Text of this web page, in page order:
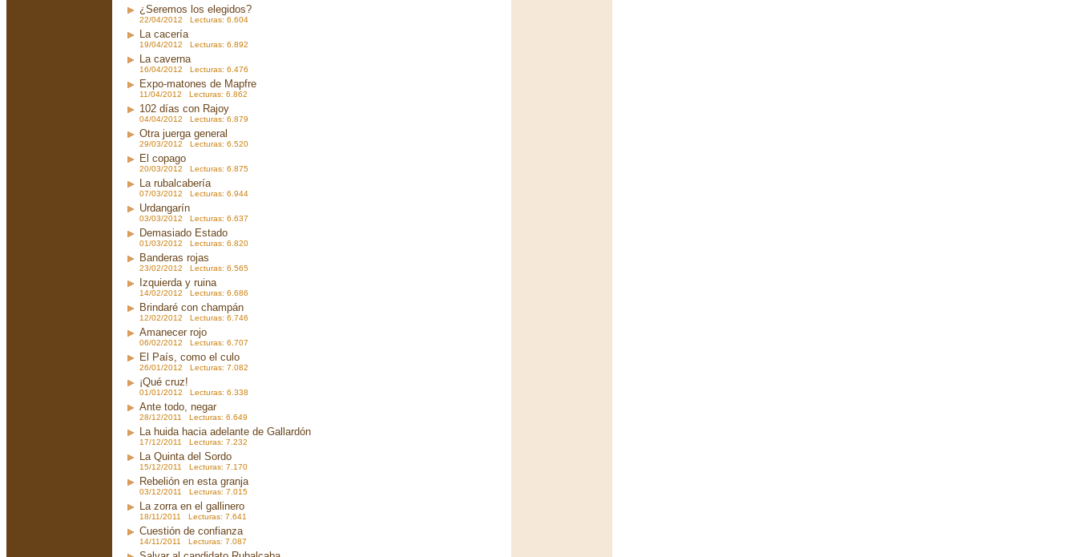
¿Seremos los elegidos?
22/04/2012 Lecturas: 6.604
La cacería
19/04/2012 Lecturas: 6.892
La caverna
16/04/2012 Lecturas: 6.476
Expo-matones de Mapfre
11/04/2012 Lecturas: 6.862
102 días con Rajoy
04/04/2012 Lecturas: 6.879
Otra juerga general
29/03/2012 Lecturas: 6.520
El copago
20/03/2012 Lecturas: 6.875
La rubalcabería
07/03/2012 Lecturas: 6.944
Urdangarín
03/03/2012 Lecturas: 6.637
Demasiado Estado
01/03/2012 Lecturas: 6.820
Banderas rojas
23/02/2012 Lecturas: 6.565
Izquierda y ruina
14/02/2012 Lecturas: 6.686
Brindaré con champán
12/02/2012 Lecturas: 6.746
Amanecer rojo
06/02/2012 Lecturas: 6.707
El País, como el culo
26/01/2012 Lecturas: 7.082
¡Qué cruz!
01/01/2012 Lecturas: 6.338
Ante todo, negar
28/12/2011 Lecturas: 6.649
La huida hacia adelante de Gallardón
17/12/2011 Lecturas: 7.232
La Quinta del Sordo
15/12/2011 Lecturas: 7.170
Rebelión en esta granja
03/12/2011 Lecturas: 7.015
La zorra en el gallinero
18/11/2011 Lecturas: 7.641
Cuestión de confianza
14/11/2011 Lecturas: 7.087